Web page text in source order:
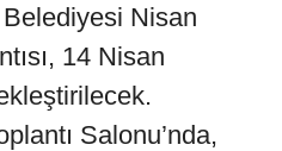
Nisan
14 Nisan
Salonu’nda,